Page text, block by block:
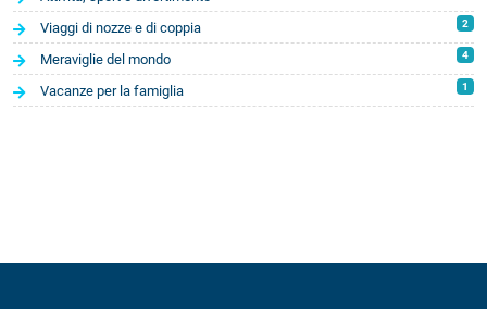
Viaggi di nozze e di coppia 2
Meraviglie del mondo 4
Vacanze per la famiglia 1